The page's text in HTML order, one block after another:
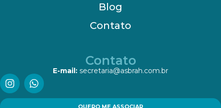
Blog
Contato
Contato
E-mail: secretaria@asbrah.com.br